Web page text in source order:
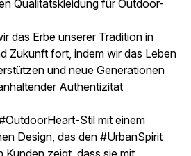
Qualitätskleidung für Outdoor-
das Erbe unserer Tradition in
Zukunft fort, indem wir das Leben
und neue Generationen
Authentizität
Stil mit einem
Design, das den #UrbanSpirit
Kunden zeigt, dass sie mit